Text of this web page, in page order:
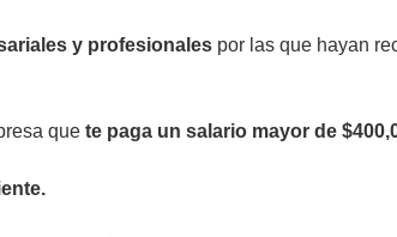
y profesionales por las que hayan
que te paga un salario mayor de